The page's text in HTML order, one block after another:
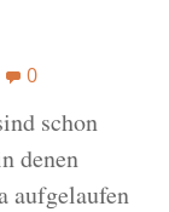
0
schon
denen
aufgelaufen